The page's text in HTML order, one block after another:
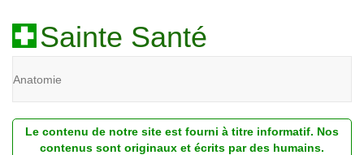
Sainte Santé
Anatomie
Diagnostic
Le contenu de notre site est fourni à titre informatif. Nos
contenus sont originaux et écrits par des humains.